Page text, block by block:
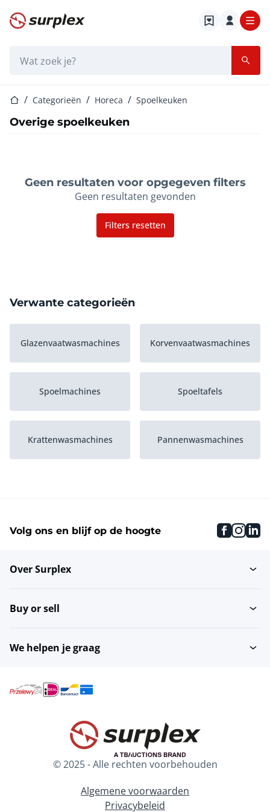
Startpagina
StartpaginaCategorieën Horeca Spoelkeuken
Overige spoelkeuken
Geen resultaten voor opgegeven filters
Geen resultaten gevonden
Filters resetten
Verwante categorieën
Glazenvaatwasmachines Korvenvaatwasmachines
Spoelmachines Spoeltafels
Krattenwasmachines Pannenwasmachines
Volg ons en blijf op de hoogte
Over Surplex
Buy or sell
We helpen je graag
© 2025 - Alle rechten voorbehouden
Algemene voorwaarden
Privacybeleid